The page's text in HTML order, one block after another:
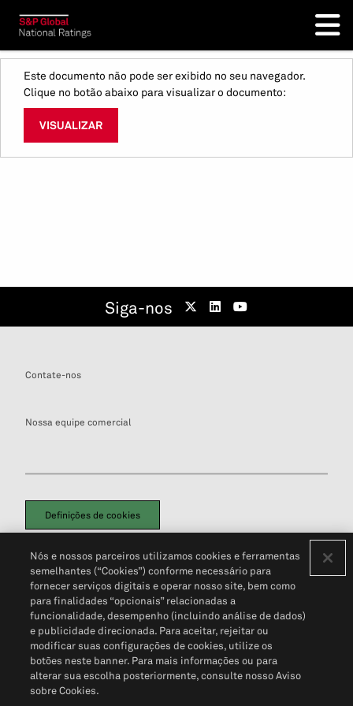
Este documento não pode ser exibido no seu navegador.
Clique no botão abaixo para visualizar o documento:
VISUALIZAR
Siga-nos
Contate-nos
Nossa equipe comercial
Definições de cookies
Política de PrivacidadePortal de privacidade do cliente (em inglês)
Não Venda Minhas Informações Pessoais© 2026 S&P Global
Nós e nossos parceiros utilizamos cookies e ferramentas
semelhantes (“Cookies”) conforme necessário para
fornecer serviços digitais e operar nosso site, bem como
para finalidades “opcionais” relacionadas a
funcionalidade, desempenho (incluindo análise de dados)
e publicidade direcionada. Para aceitar, rejeitar ou
modificar suas configurações de cookies, utilize os
botões neste banner. Para mais informações ou para
alterar sua escolha posteriormente, consulte nosso Aviso
sobre Cookies.